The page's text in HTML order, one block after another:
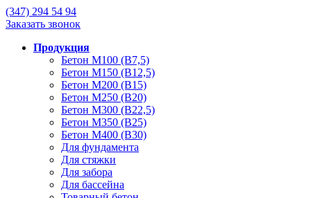
(347) 294 54 94
Заказать звонок
Продукция
Бетон М100 (В7,5)
Бетон М150 (В12,5)
Бетон М200 (В15)
Бетон М250 (В20)
Бетон М300 (В22,5)
Бетон М350 (В25)
Бетон М400 (В30)
Для фундамента
Для стяжки
Для забора
Для бассейна